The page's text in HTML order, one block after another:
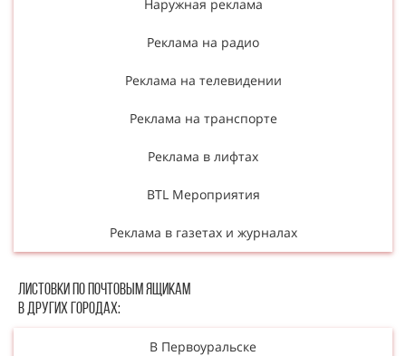
Наружная реклама
Реклама на радио
Реклама на телевидении
Реклама на транспорте
Реклама в лифтах
BTL Мероприятия
Реклама в газетах и журналах
Листовки по почтовым ящикам
в других городах:
В Первоуральске